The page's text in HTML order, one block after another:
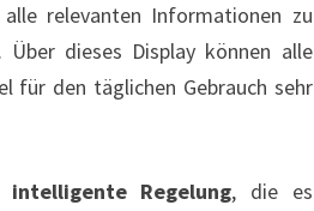
relevanten Informationen zu
dieses Display können alle
für den täglichen Gebrauch sehr
intelligente Regelung, die es